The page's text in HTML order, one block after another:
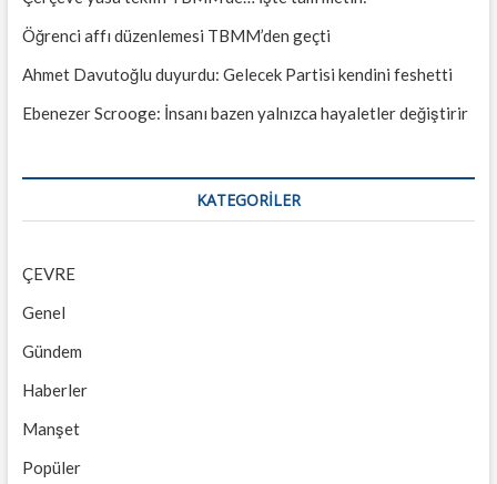
Öğrenci affı düzenlemesi TBMM’den geçti
Ahmet Davutoğlu duyurdu: Gelecek Partisi kendini feshetti
Ebenezer Scrooge: İnsanı bazen yalnızca hayaletler değiştirir
KATEGORILER
ÇEVRE
Genel
Gündem
Haberler
Manşet
Popüler